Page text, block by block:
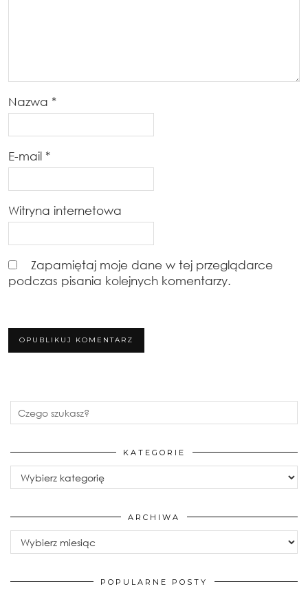
Nazwa *
E-mail *
Witryna internetowa
Zapamiętaj moje dane w tej przeglądarce
podczas pisania kolejnych komentarzy.
KATEGORIE
Kategorie
ARCHIWA
Archiwa
POPULARNE POSTY